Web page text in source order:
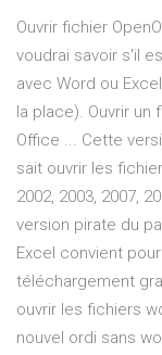
Ouvrir fichier
voudrai savoir s'il
avec Word ou
la place). Ouvrir un
Office ... Cette
sait ouvrir les
2002, 2003, 2007,
version pirate du
Excel convient
téléchargement
ouvrir les fichiers
nouvel ordi sans